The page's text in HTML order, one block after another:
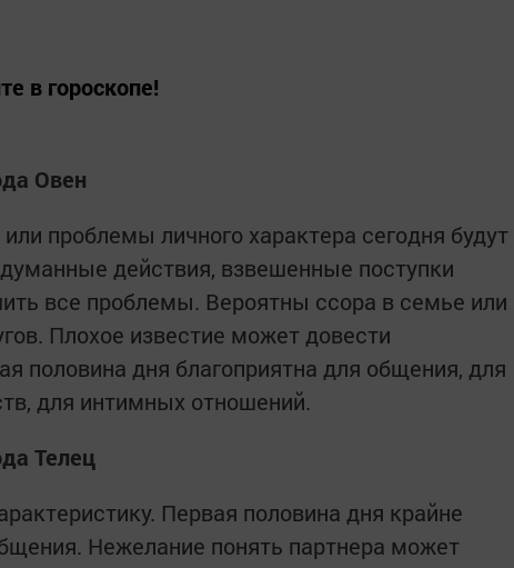
в гороскопе!
Овен
проблемы личного характера сегодня будут
действия, взвешенные поступки
все проблемы. Вероятны ссора в семье или
Плохое известие может довести
половина дня благоприятна для общения, для
для интимных отношений.
Телец
Первая половина дня крайне
Нежелание понять партнера может